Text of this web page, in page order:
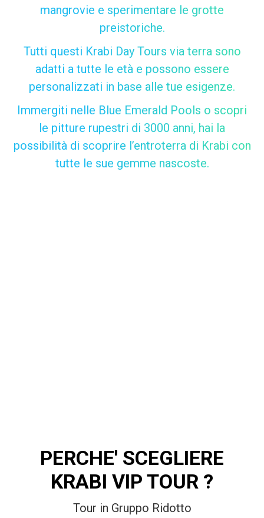
mangrovie e sperimentare le grotte
preistoriche.
Tutti questi Krabi Day Tours via terra sono
adatti a tutte le età e possono essere
personalizzati in base alle tue esigenze.
Immergiti nelle Blue Emerald Pools o scopri
le pitture rupestri di 3000 anni, hai la
possibilità di scoprire l’entroterra di Krabi con
tutte le sue gemme nascoste.
PERCHE' SCEGLIERE
KRABI VIP TOUR ?
Tour in Gruppo Ridotto